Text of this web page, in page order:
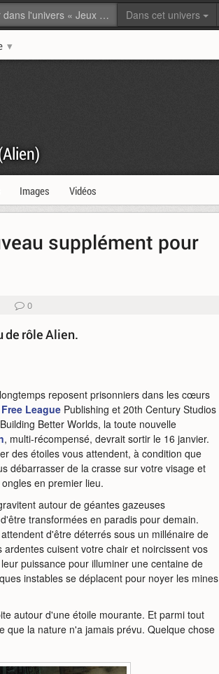
Dans cet univers
Images Vidéos
supplément pour
0
de rôle Alien.
reposent prisonniers dans les cœurs
Free League Publishing et 20th Century Studios
Better Worlds, la toute nouvelle
, multi-récompensé, devrait sortir le 16 janvier.
des étoiles vous attendent, à condition que
débarrasser de la crasse sur votre visage et
en premier lieu.
autour de géantes gazeuses
transformées en paradis pour demain.
d'être déterrés sous un millénaire de
cuisent votre chair et noircissent vos
puissance pour illuminer une centaine de
instables se déplacent pour noyer les mines
autour d'une étoile mourante. Et parmi tout
la nature n'a jamais prévu. Quelque chose